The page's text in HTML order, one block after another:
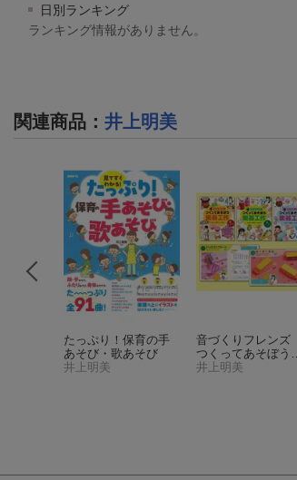
日別ランキング
ランキング情報がありません。
関連商品 ： 井上明美
たっぷり！保育の手
あそび・歌あそび
井上明美
音づくりフレンズ
つくってあそぼう楽
器工作（全3巻セッ
井上明美